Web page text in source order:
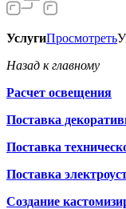
УслугиПросмотреть
Назад к главному
Расчет освещения
Поставка
Поставка
Поставка
Создание